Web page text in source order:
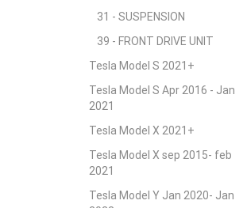
31 - SUSPENSION
39 - FRONT DRIVE UNIT
Tesla Model S 2021+
Tesla Model S Apr 2016 - Jan
2021
Tesla Model X 2021+
Tesla Model X sep 2015- feb
2021
Tesla Model Y Jan 2020- Jan